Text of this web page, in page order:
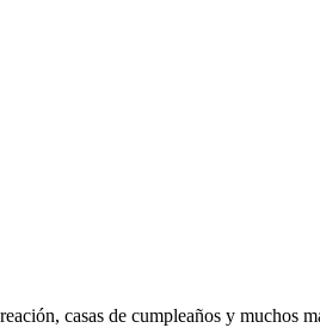
casas de cumpleaños y muchos